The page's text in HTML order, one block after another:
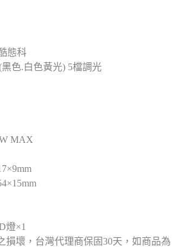
態科
色.白色黃光) 5檔調光
MAX
燈×1
損壞，台灣代理商保固30天，如商品為